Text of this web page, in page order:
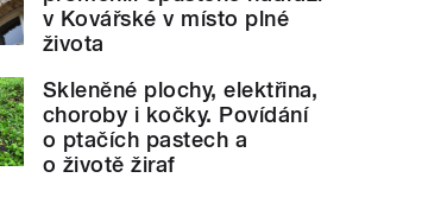
v Kovářské v místo plné
života
Skleněné plochy, elektřina,
choroby i kočky. Povídání
o ptačích pastech a
o životě žiraf